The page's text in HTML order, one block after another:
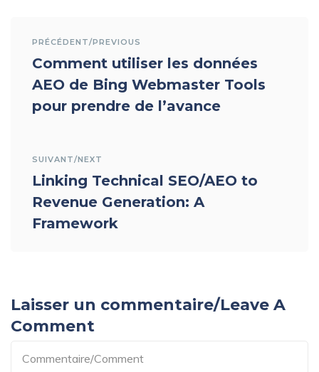
PRÉCÉDENT/PREVIOUS
Comment utiliser les données
AEO de Bing Webmaster Tools
pour prendre de l’avance
SUIVANT/NEXT
Linking Technical SEO/AEO to
Revenue Generation: A
Framework
Laisser un commentaire/Leave A
Comment